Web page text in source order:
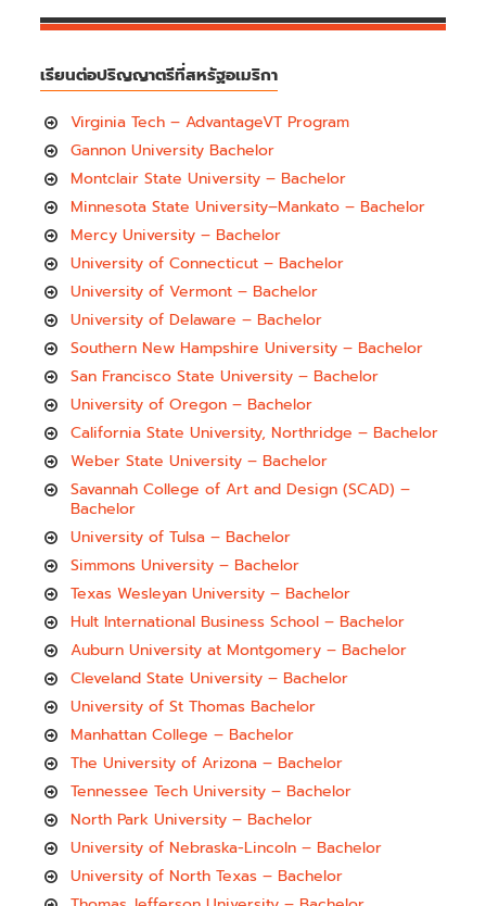
เรียนต่อปริญญาตรีที่สหรัฐอเมริกา
Virginia Tech – AdvantageVT Program
Gannon University Bachelor
Montclair State University – Bachelor
Minnesota State University–Mankato – Bachelor
Mercy University – Bachelor
University of Connecticut – Bachelor
University of Vermont – Bachelor
University of Delaware – Bachelor
Southern New Hampshire University – Bachelor
San Francisco State University – Bachelor
University of Oregon – Bachelor
California State University, Northridge – Bachelor
Weber State University – Bachelor
Savannah College of Art and Design (SCAD) –
Bachelor
University of Tulsa – Bachelor
Simmons University – Bachelor
Texas Wesleyan University – Bachelor
Hult International Business School – Bachelor
Auburn University at Montgomery – Bachelor
Cleveland State University – Bachelor
University of St Thomas Bachelor
Manhattan College – Bachelor
The University of Arizona – Bachelor
Tennessee Tech University – Bachelor
North Park University – Bachelor
University of Nebraska-Lincoln – Bachelor
University of North Texas – Bachelor